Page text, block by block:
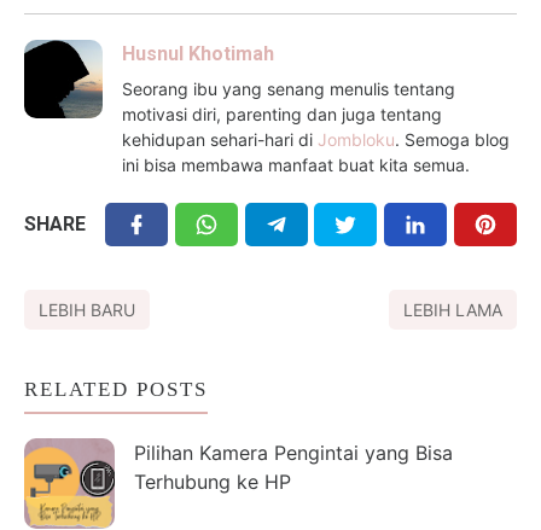
Husnul Khotimah
Seorang ibu yang senang menulis tentang
motivasi diri, parenting dan juga tentang
kehidupan sehari-hari di Jombloku. Semoga blog
ini bisa membawa manfaat buat kita semua.
SHARE
LEBIH BARU LEBIH LAMA
RELATED POSTS
Pilihan Kamera Pengintai yang Bisa
Terhubung ke HP